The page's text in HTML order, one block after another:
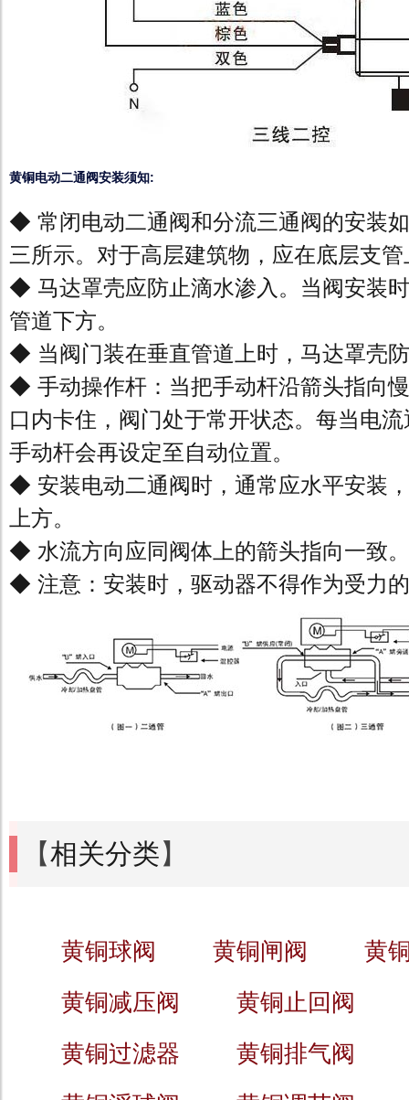
黄铜电动二通阀安装须知:
◆ 常闭电动二通阀和分流三通阀的安装
三所示。对于高层建筑物，应在底层支
◆ 马达罩壳应防止滴水渗入。当阀安装
管道下方。
◆ 当阀门装在垂直管道上时，马达罩壳
◆ 手动操作杆：当把手动杆沿箭头指向
口内卡住，阀门处于常开状态。每当电
手动杆会再设定至自动位置。
◆ 安装电动二通阀时，通常应水平安装
上方。
◆ 水流方向应同阀体上的箭头指向一致。
◆ 注意：安装时，驱动器不得作为受力
【相关分类】
黄铜球阀 黄铜闸阀
黄
黄铜减压阀
黄铜止回阀
黄铜过滤器
黄铜排气阀